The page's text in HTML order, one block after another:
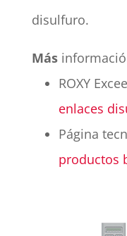
disulfuro.
Más
ROXY
enlaces
Página
productos